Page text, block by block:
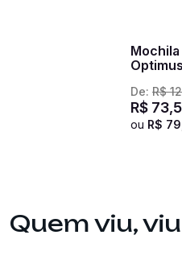
De: R$
R$ 73,
ou R$ 79
Quem viu,